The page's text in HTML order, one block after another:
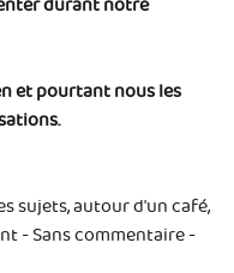
durant notre
et pourtant nous les
sujets, autour d'un café,
- Sans commentaire -